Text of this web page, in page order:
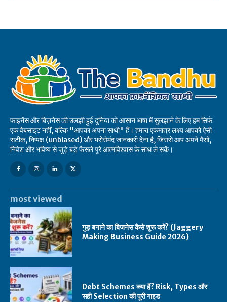
फाइनेंस और बिज़नेस की उलझी हुई दुनिया को आसान भाषा में सुलझाने के लिए हम सिर्फ
एक वेबसाइट नहीं, बल्कि "आपका अपना साथी" हैं। हमारा एकमात्र लक्ष्य आपको ऐसी
सटीक, निष्पक्ष (unbiased) और भरोसेमंद जानकारी देना है, जिससे आप अपने पैसों,
निवेश और भविष्य से जुड़े बड़े फैसले पूरे आत्मविश्वास के साथ ले सकें।
most viewed
गुड़ बनाने का बिजनेस कैसे शुरू करें? (Jaggery
Making Business Guide 2026)
Debt Schemes क्या हैं? Risk, Types और
सही Selection की पूरी गाइड